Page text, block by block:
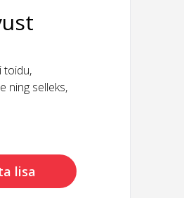
toidu,
ning selleks,
lisa